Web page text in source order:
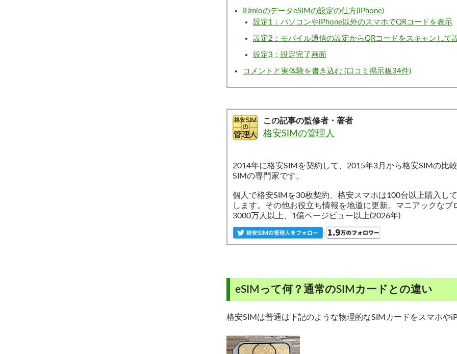
IIJmioのデータeSIMの設定の仕方(iPhone)
設定1：パソコンやiPhone以外のスマホでQRコードを表示
設定2：モバイル通信の設定からQRコードをスキャンして
設定3：設定完了画面
コメントと実体験を書き込む (口コミ掲示板34件)
この記事の監修者・著者
格安SIMの管理人
2014年に格安SIMを契約して、2015年3月から格安SIMの比
SIMの専門家です。
個人で格安SIMを30枚契約、格安スマホは100台以上購入し
します。その他お役立ち情報を地道に更新。マニアックなブ
3000万人以上、1億ページビュー以上(2026年)
eSIMって何？通常のSIMカードとの違い
格安SIMは普通は下記のような物理的なSIMカードをスマホや